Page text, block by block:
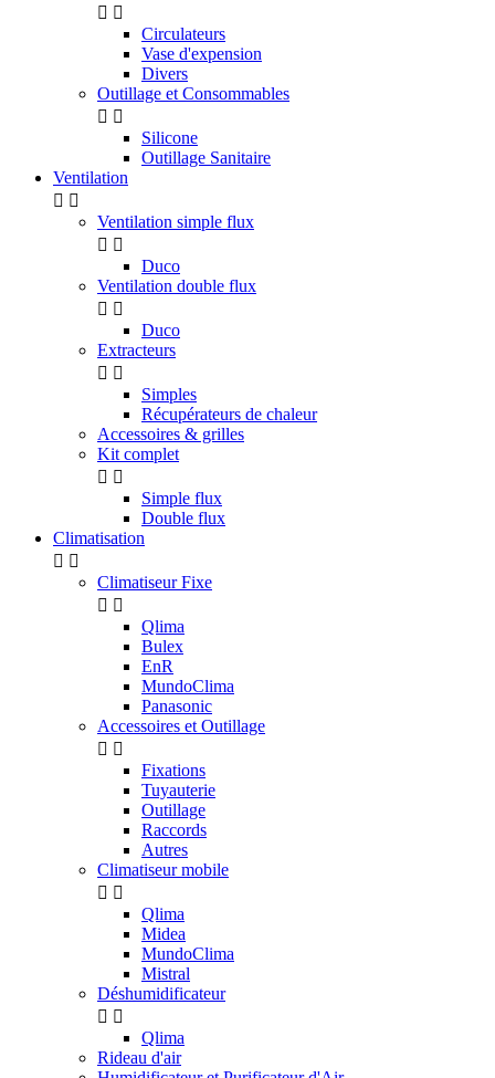
 
Circulateurs
Vase d'expension
Divers
Outillage et Consommables
 
Silicone
Outillage Sanitaire
Ventilation
 
Ventilation simple flux
 
Duco
Ventilation double flux
 
Duco
Extracteurs
 
Simples
Récupérateurs de chaleur
Accessoires & grilles
Kit complet
 
Simple flux
Double flux
Climatisation
 
Climatiseur Fixe
 
Qlima
Bulex
EnR
MundoClima
Panasonic
Accessoires et Outillage
 
Fixations
Tuyauterie
Outillage
Raccords
Autres
Climatiseur mobile
 
Qlima
Midea
MundoClima
Mistral
Déshumidificateur
 
Qlima
Rideau d'air